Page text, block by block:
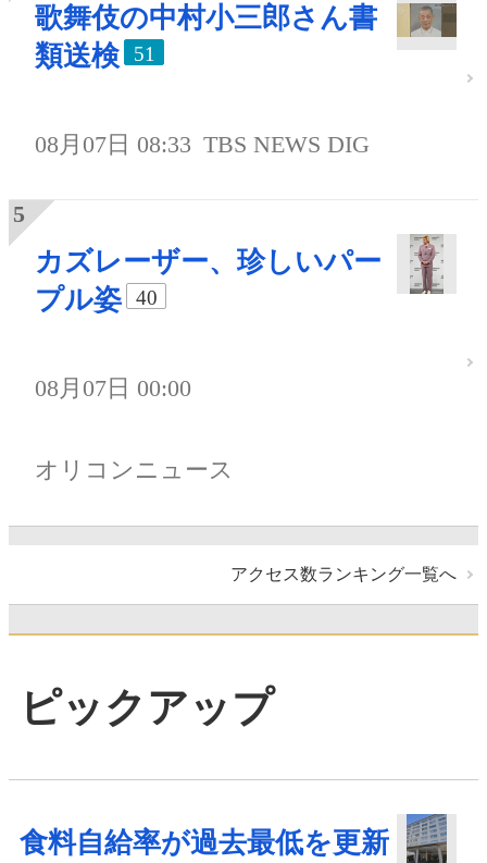
歌舞伎の中村小三郎さん書
類送検
51
08月07日 08:33 TBS NEWS DIG
カズレーザー、珍しいパー
プル姿
40
08月07日 00:00
オリコンニュース
アクセス数ランキング一覧へ
ピックアップ
食料自給率が過去最低を更新